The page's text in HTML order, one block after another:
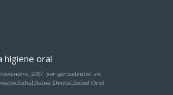
higiene oral
2017 porgarzodental en
,Salud,Salud Dental,Salud Oral